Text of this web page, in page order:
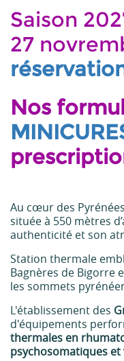
Saison
27
Nos
Au cœur des
située à 550 mètres
authenticité et son
Station thermale
Bagnères de Bigorre
les sommets
L'établissement des
d'équipements
thermales en
psychosomatiques